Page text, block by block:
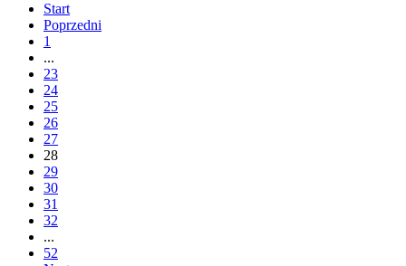
Start
Poprzedni
1
...
23
24
25
26
27
28
29
30
31
32
...
52